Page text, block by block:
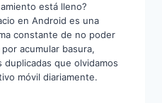
está lleno?
en Android es una
constante de no poder
acumular basura,
que olvidamos
móvil diariamente.